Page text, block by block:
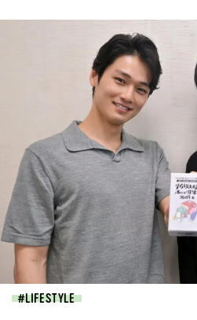
LIFESTYLE